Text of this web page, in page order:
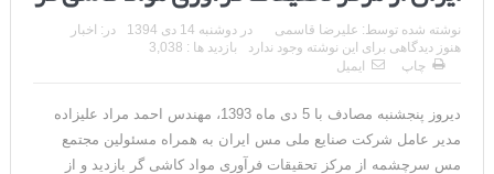
نوشته شده توسط: علیرضا قاسمی در دوشنبه 14 دی 1394 در: اخبار
هنوز دیدگاهی برای این نوشته وجود ندارد
بازدید ها : 3,038
چاپ
ایمیل
دیروز پنجشنبه مصادف با 5 دی ماه 1393، مهندس احمد مراد علیزاده
مدیر عامل شرکت صنایع ملی مس ایران به همراه مسئولین مجتمع
مس سرچشمه از مرکز تحقیقات فرآوری مواد کاشی گر بازدید و از